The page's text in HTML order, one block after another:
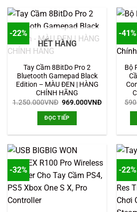
-22%
HẾT HÀNG
Tay Cầm 8BitDo Pro 2
Bluetooth Gamepad Black
Edition – MÀU ĐEN | HÀNG
CHÍNH HÃNG
1.250.000VNĐ Giá
là:
1.250.000VNĐ.
969.000VNĐGiá
ĐỌC TIẾP
-41%
Bộ
-32% -22%